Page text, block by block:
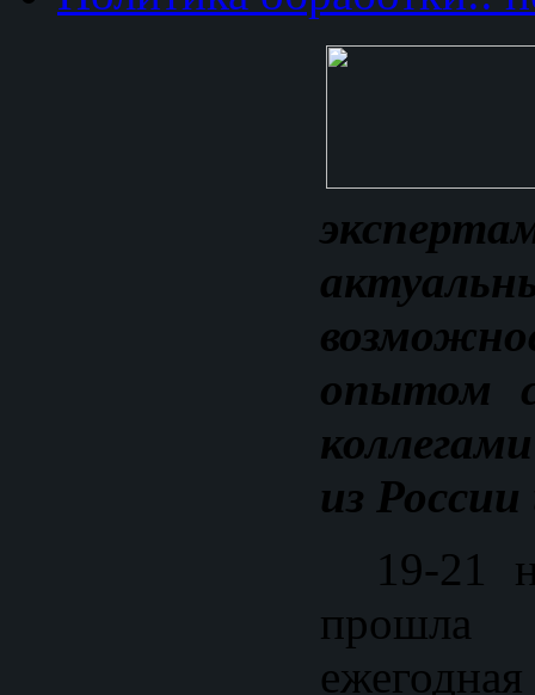
опытом
из
19-21